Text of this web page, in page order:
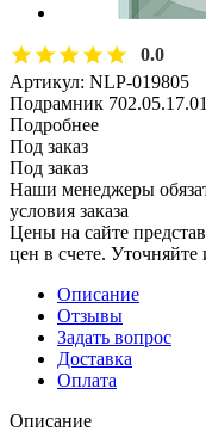
0.0
Артикул: NLP-019805
Подрамник
Подробнее
Под заказ
Под заказ
Наши менеджеры
условия заказа
Цены на сайте
цен в счете.
Описание
Отзывы
Задать вопрос
Доставка
Оплата
Описание